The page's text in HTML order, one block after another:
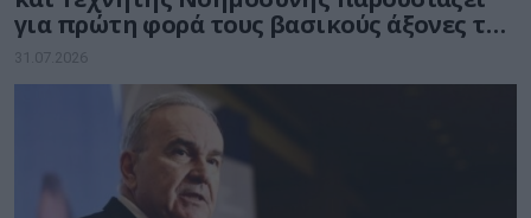
για πρώτη φορά τους βασικούς άξονες του
νέου Εθνικού Διαστημικού Προγράμματος
31.07.2026